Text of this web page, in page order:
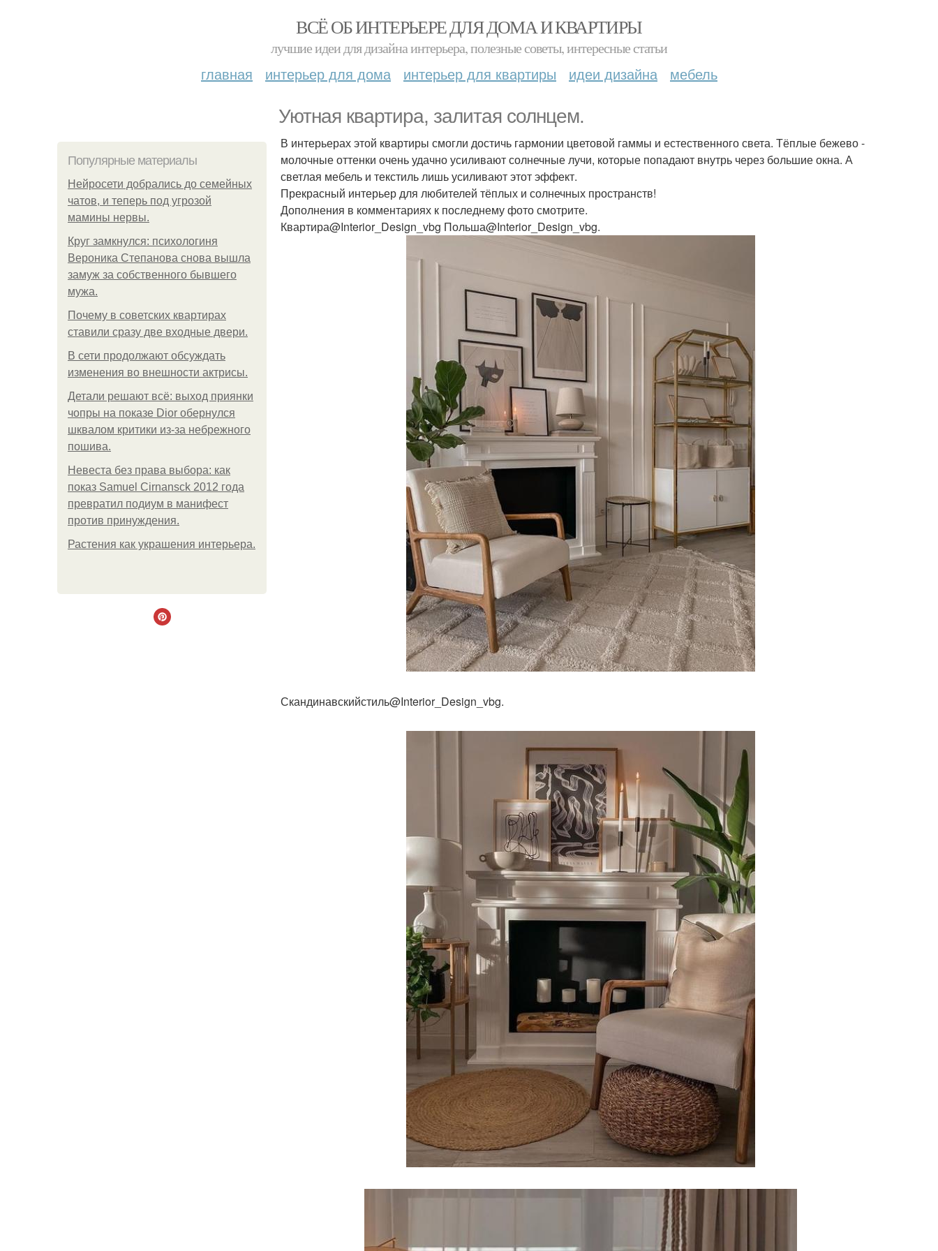
ВСЁ ОБ ИНТЕРЬЕРЕ ДЛЯ ДОМА И КВАРТИРЫ
лучшие идеи для дизайна интерьера, полезные советы, интересные статьи
главная интерьер для дома интерьер для квартиры идеи дизайна мебель
Уютная квартира, залитая солнцем.
Популярные материалы
Нейросети добрались до семейных
чатов, и теперь под угрозой
мамины нервы.
Круг замкнулся: психологиня
Вероника Степанова снова вышла
замуж за собственного бывшего
мужа.
Почему в советских квартирах
ставили сразу две входные двери.
В сети продолжают обсуждать
изменения во внешности актрисы.
Детали решают всё: выход приянки
чопры на показе Dior обернулся
шквалом критики из-за небрежного
пошива.
Невеста без права выбора: как
показ Samuel Cirnansck 2012 года
превратил подиум в манифест
против принуждения.
Растения как украшения интерьера.
В интерьерах этой квартиры смогли достичь гармонии цветовой гаммы и естественного света. Тёплые бежево -
молочные оттенки очень удачно усиливают солнечные лучи, которые попадают внутрь через большие окна. А
светлая мебель и текстиль лишь усиливают этот эффект.
Прекрасный интерьер для любителей тёплых и солнечных пространств!
Дополнения в комментариях к последнему фото смотрите.
Квартира@Interior_Design_vbg Польша@Interior_Design_vbg.
Скандинавскийстиль@Interior_Design_vbg.